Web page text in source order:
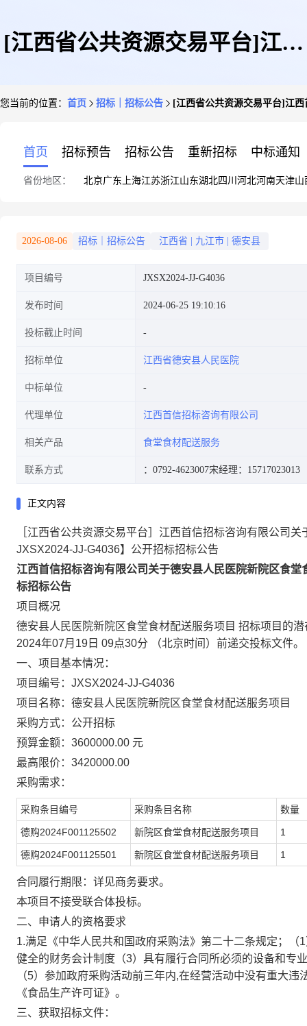
[江西省公共资源交易平台]江西
服务项目[招标编号:JXSX2024-
JJ-G4036]公开招标招标公告
您当前的位置： 首页 招标｜招标公告 [江西省公共资源交易平台]江
首页 招标预告 招标公告 重新招标 中标通知
省份地区： 北京广东 上海江苏浙江山东湖北四川 河北河南天津山
2026-08-06 招标｜招标公告 江西省 九江市 德安县
项目编号 JXSX2024-JJ-G4036
发布时间 2024-06-25 19:10:16
投标截止时间
招标单位 江西省德安县人民医院
中标单位
代理单位 江西首信招标咨询有限公司
相关产品 食堂食材配送服务
联系方式 ：0792-4623007宋经理：15717023013
正文内容
［江西省公共资源交易平台］江西首信招标咨询有限公司
JXSX2024-JJ-G4036】公开招标招标公告
江西首信招标咨询有限公司关于德安县人民医院新院区食
标招标公告
项目概况
德安县人民医院新院区食堂食材配送服务项目 招标项目的
2024年07月19日 09点30分 （北京时间）前递交投标文件。
一、项目基本情况：
项目编号：JXSX2024-JJ-G4036
项目名称：德安县人民医院新院区食堂食材配送服务项目
采购方式：公开招标
预算金额：3600000.00 元
最高限价：3420000.00
采购需求：
采购条目编号 采购条目名称 数量
德购2024F001125502 新院区食堂食材配送服务项目 1
德购2024F001125501 新院区食堂食材配送服务项目 1
合同履行期限：详见商务要求。
本项目不接受联合体投标。
二、申请人的资格要求
1.满足《中华人民共和国政府采购法》第二十二条规定；
健全的财务会计制度（3）具有履行合同所必须的设备和专
（5）参加政府采购活动前三年内,在经营活动中没有重大
《食品生产许可证》。
三、获取招标文件：